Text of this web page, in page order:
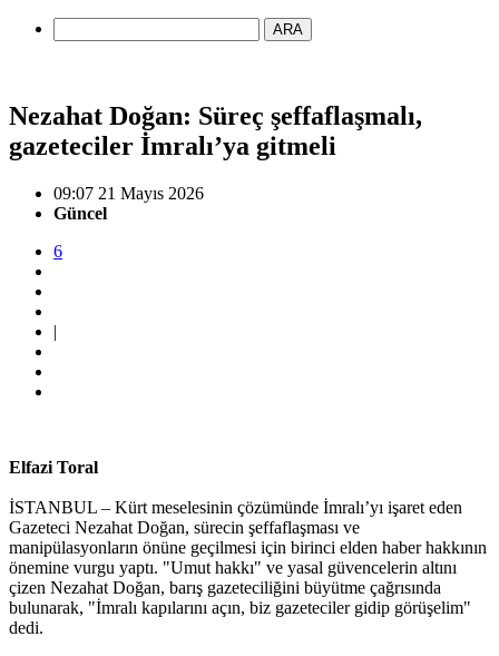
ARA
Nezahat Doğan: Süreç şeffaflaşmalı,
gazeteciler İmralı’ya gitmeli
09:07 21 Mayıs 2026
Güncel
6
|
Elfazi Toral
İSTANBUL – Kürt meselesinin çözümünde İmralı’yı işaret eden
Gazeteci Nezahat Doğan, sürecin şeffaflaşması ve
manipülasyonların önüne geçilmesi için birinci elden haber hakkının
önemine vurgu yaptı. "Umut hakkı" ve yasal güvencelerin altını
çizen Nezahat Doğan, barış gazeteciliğini büyütme çağrısında
bulunarak, "İmralı kapılarını açın, biz gazeteciler gidip görüşelim"
dedi.